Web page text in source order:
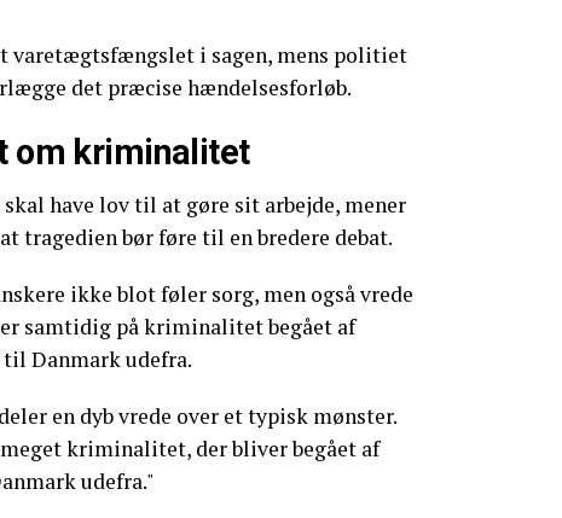
varetægtsfængslet i sagen, mens politiet
det præcise hændelsesforløb.
om kriminalitet
have lov til at gøre sit arbejde, mener
tragedien bør føre til en bredere debat.
ikke blot føler sorg, men også vrede
samtidig på kriminalitet begået af
Danmark udefra.
en dyb vrede over et typisk mønster.
kriminalitet, der bliver begået af
udefra."